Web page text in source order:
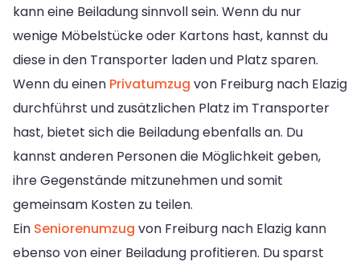
kann eine Beiladung sinnvoll sein. Wenn du nur
wenige Möbelstücke oder Kartons hast, kannst du
diese in den Transporter laden und Platz sparen.
Wenn du einen Privatumzug von Freiburg nach Elazig
durchführst und zusätzlichen Platz im Transporter
hast, bietet sich die Beiladung ebenfalls an. Du
kannst anderen Personen die Möglichkeit geben,
ihre Gegenstände mitzunehmen und somit
gemeinsam Kosten zu teilen.
Ein Seniorenumzug von Freiburg nach Elazig kann
ebenso von einer Beiladung profitieren. Du sparst